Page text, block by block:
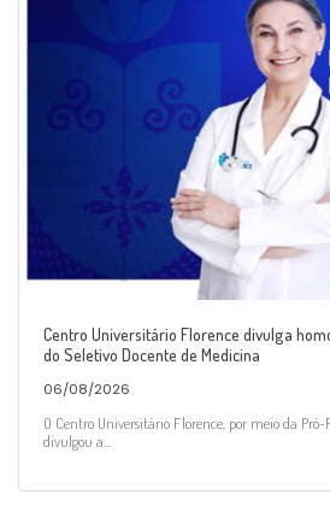
Centro Universitário Florence divulga
do Seletivo Docente de Medicina
06/08/2026
O Centro Universitário Florence, por meio da Pró-
divulgou a...